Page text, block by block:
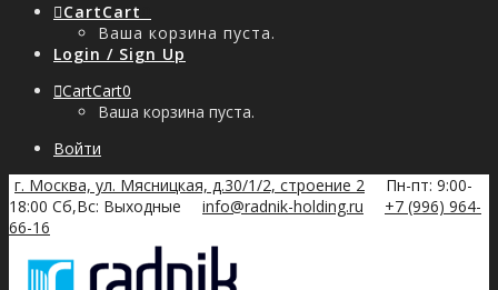
CartCart
Ваша корзина пуста.
Login / Sign Up
CartCart0
Ваша корзина пуста.
Войти
г. Москва, ул. Мясницкая, д.30/1/2, строение 2
Пн-пт: 9:00-
18:00 Сб,Вс: Выходные
info@radnik-holding.ru
+7 (996) 964-
66-16